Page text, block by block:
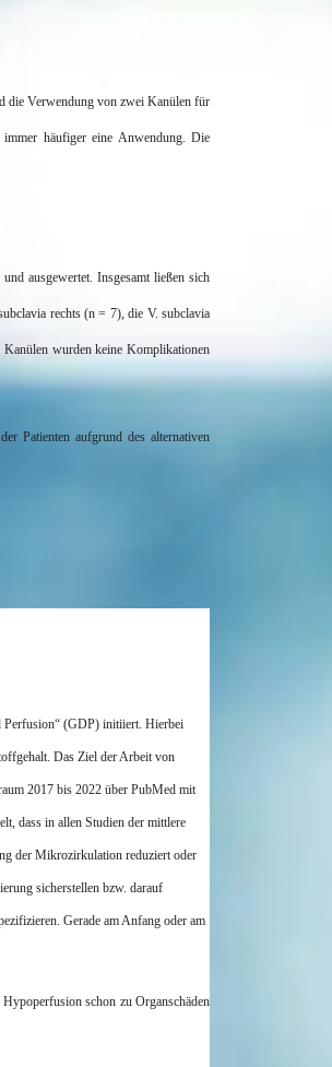
die Verwendung von zwei Kanülen für
häufiger eine Anwendung. Die
ausgewertet. Insgesamt ließen sich
rechts (n = 7), die V. subclavia
wurden keine Komplikationen
Patienten aufgrund des alternativen
Perfusion“ (GDP) initiiert. Hierbei
Das Ziel der Arbeit von
2017 bis 2022 über PubMed mit
dass in allen Studien der mittlere
der Mikrozirkulation reduziert oder
sicherstellen bzw. darauf
Gerade am Anfang oder am
schon zu Organschäden